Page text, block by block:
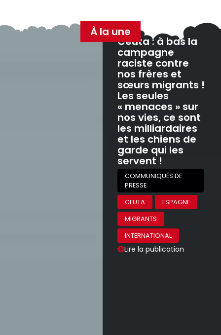
À la une
Ceuta : à bas la
campagne
raciste contre
nos frères et
sœurs migrants !
Les seules
« menaces » sur
nos vies, ce sont
les milliardaires
et les chiens de
garde qui les
servent !
COMMUNIQUÉS DE
PRESSE
CEUTA
ESPAGNE
MIGRANTS
INTERNATIONAL
Lire la publication